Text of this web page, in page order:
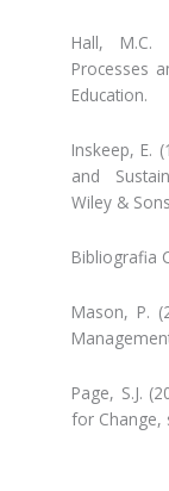
Hall, M.C.
Processes
Education.
Inskeep, E.
and
Wiley &
Bibliografia
Mason, P.
Page, S.J.
for Change,